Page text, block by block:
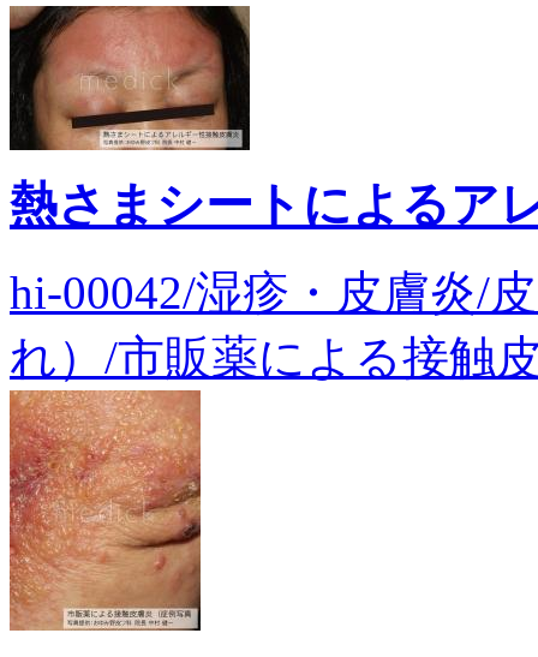
熱さまシートによるア
hi-00042/湿疹・皮膚炎/
れ）/市販薬による接触